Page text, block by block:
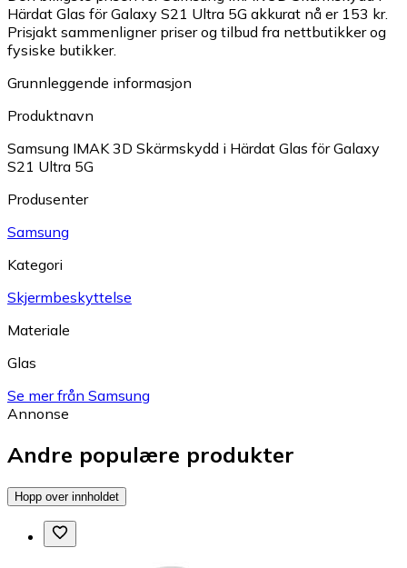
Härdat Glas för Galaxy S21 Ultra 5G akkurat nå er 153 kr.
Prisjakt sammenligner priser og tilbud fra nettbutikker og
fysiske butikker.
Grunnleggende informasjon
Produktnavn
Samsung IMAK 3D Skärmskydd i Härdat Glas för Galaxy
S21 Ultra 5G
Produsenter
Samsung
Kategori
Skjermbeskyttelse
Materiale
Glas
Se mer från Samsung
Annonse
Andre populære produkter
Hopp over innholdet